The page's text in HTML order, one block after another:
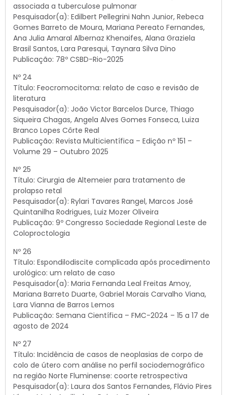
associada a tuberculose pulmonar
Pesquisador(a): Edilbert Pellegrini Nahn Junior, Rebeca
Gomes Barreto de Moura, Mariana Pereato Fernandes,
Ana Julia Amaral Albernaz Khenaifes, Alana Graziela
Brasil Santos, Lara Paresqui, Taynara Silva Dino
Publicação: 78º CSBD-Rio-2025
Nº 24
Título: Feocromocitoma: relato de caso e revisão de
literatura
Pesquisador(a): João Victor Barcelos Durce, Thiago
Siqueira Chagas, Angela Alves Gomes Fonseca, Luiza
Branco Lopes Côrte Real
Publicação: Revista Multicientífica – Edição nº 151 –
Volume 29 – Outubro 2025
Nº 25
Título: Cirurgia de Altemeier para tratamento de
prolapso retal
Pesquisador(a): Rylari Tavares Rangel, Marcos José
Quintanilha Rodrigues, Luiz Mozer Oliveira
Publicação: 9º Congresso Sociedade Regional Leste de
Coloproctologia
Nº 26
Título: Espondilodiscite complicada após procedimento
urológico: um relato de caso
Pesquisador(a): Maria Fernanda Leal Freitas Amoy,
Mariana Barreto Duarte, Gabriel Morais Carvalho Viana,
Lara Vianna de Barros Lemos
Publicação: Semana Científica – FMC-2024 – 15 a 17 de
agosto de 2024
Nº 27
Título: Incidência de casos de neoplasias de corpo de
colo de útero com análise no perfil sociodemográfico
na região Norte Fluminense: coorte retrospectiva
Pesquisador(a): Laura dos Santos Fernandes, Flávio Pires